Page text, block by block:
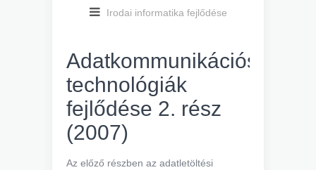
Irodai informatika fejlődése
Adatkommunikációs
technológiák
fejlődése 2. rész
(2007)
Az előző részben az adatletöltési